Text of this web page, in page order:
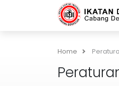
Home